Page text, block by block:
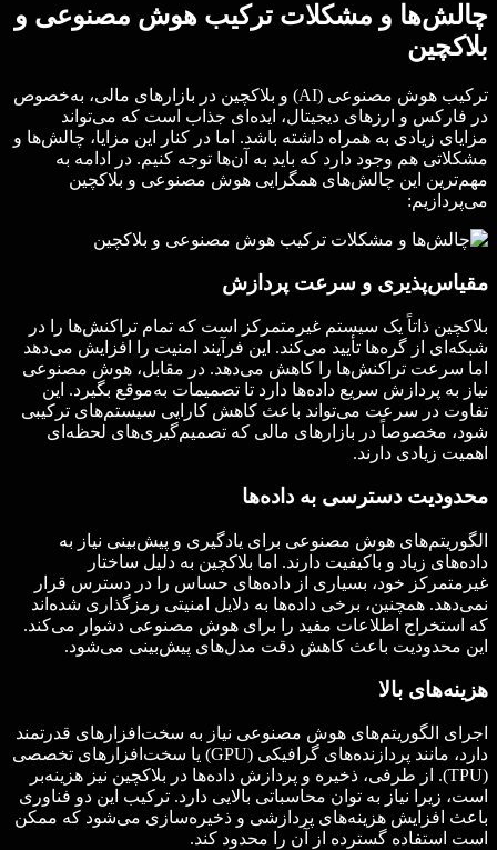
چالش‌ها و مشکلات ترکیب هوش مصنوعی و
بلاکچین
ترکیب هوش مصنوعی (AI) و بلاکچین در بازارهای مالی، به‌خصوص
در فارکس و ارزهای دیجیتال، ایده‌ای جذاب است که می‌تواند
مزایای زیادی به همراه داشته باشد. اما در کنار این مزایا، چالش‌ها و
مشکلاتی هم وجود دارد که باید به آن‌ها توجه کنیم. در ادامه به
مهم‌ترین این چالش‌های همگرایی هوش مصنوعی و بلاکچین
می‌پردازیم:
مقیاس‌پذیری و سرعت پردازش
بلاکچین ذاتاً یک سیستم غیرمتمرکز است که تمام تراکنش‌ها را در
شبکه‌ای از گره‌ها تأیید می‌کند. این فرآیند امنیت را افزایش می‌دهد
اما سرعت تراکنش‌ها را کاهش می‌دهد. در مقابل، هوش مصنوعی
نیاز به پردازش سریع داده‌ها دارد تا تصمیمات به‌موقع بگیرد. این
تفاوت در سرعت می‌تواند باعث کاهش کارایی سیستم‌های ترکیبی
شود، مخصوصاً در بازارهای مالی که تصمیم‌گیری‌های لحظه‌ای
اهمیت زیادی دارند.
محدودیت دسترسی به داده‌ها
الگوریتم‌های هوش مصنوعی برای یادگیری و پیش‌بینی نیاز به
داده‌های زیاد و باکیفیت دارند. اما بلاکچین به دلیل ساختار
غیرمتمرکز خود، بسیاری از داده‌های حساس را در دسترس قرار
نمی‌دهد. همچنین، برخی داده‌ها به دلایل امنیتی رمزگذاری شده‌اند
که استخراج اطلاعات مفید را برای هوش مصنوعی دشوار می‌کند.
این محدودیت باعث کاهش دقت مدل‌های پیش‌بینی می‌شود.
هزینه‌های بالا
اجرای الگوریتم‌های هوش مصنوعی نیاز به سخت‌افزارهای قدرتمند
دارد، مانند پردازنده‌های گرافیکی (GPU) یا سخت‌افزارهای تخصصی
(TPU). از طرفی، ذخیره و پردازش داده‌ها در بلاکچین نیز هزینه‌بر
است، زیرا نیاز به توان محاسباتی بالایی دارد. ترکیب این دو فناوری
باعث افزایش هزینه‌های پردازشی و ذخیره‌سازی می‌شود که ممکن
است استفاده گسترده از آن را محدود کند.